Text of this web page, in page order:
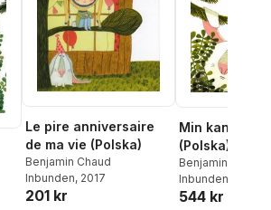
Le pire anniversaire
de ma vie (Polska)
Benjamin Chaud
Inbunden, 2017
201 kr
Min kanin
(Polska)
Benjamin Chaud
Inbunden
544 kr